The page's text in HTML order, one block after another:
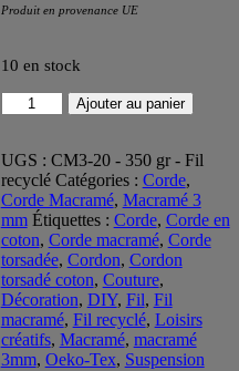
Produit en provenance UE
10 en stock
quantité
de
macramé
-
3mm
-
Craie
Ajouter au panier
UGS : CM3-20 - 350 gr - Fil
recyclé Catégories : Corde,
Corde Macramé, Macramé 3
mm Étiquettes : Corde, Corde en
coton, Corde macramé, Corde
torsadée, Cordon, Cordon
torsadé coton, Couture,
Décoration, DIY, Fil, Fil
macramé, Fil recyclé, Loisirs
créatifs, Macramé, macramé
3mm, Oeko-Tex, Suspension